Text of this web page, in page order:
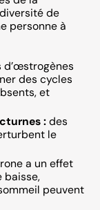
de
personne à
des cycles
et
:des
le
a un effet
baisse,
peuvent